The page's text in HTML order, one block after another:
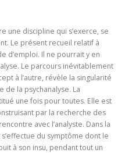
une discipline qui s’exerce, se
Le présent recueil relatif à
d’emploi. Il ne pourrait y en
Le parcours inévitablement
à l’autre, révèle la singularité
de la psychanalyse. La
une fois pour toutes. Elle est
par la recherche des
avec l’analyste. Dans la
du symptôme dont le
à son insu, pendant tout un